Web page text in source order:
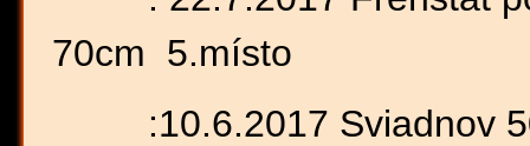
70cm 5.místo
:10.6.2017 Sviadnov